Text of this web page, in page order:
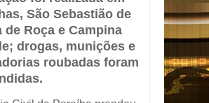
São Sebastião de
de Roça e Campina
drogas, munições e
roubadas foram